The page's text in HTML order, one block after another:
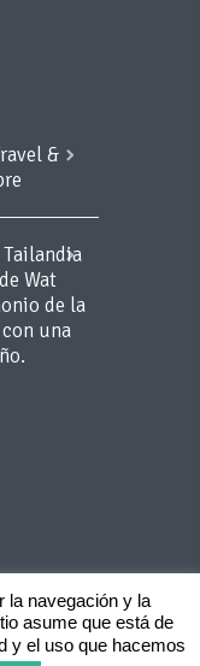
&
Wat
de la
una
Todos los
-Politica
la navegación y la
asume que está de
y el uso que hacemos